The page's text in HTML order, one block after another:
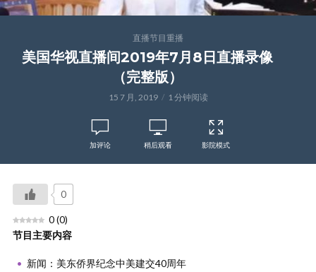
直播节目重播
美国华视直播间2019年7月8日直播录像
（完整版）
15 7 月, 2019 1 分钟阅读
加评论 稍后观看 影院模式
0
0(0)
节目主要内容
新闻：美东侨界纪念中美建交40周年